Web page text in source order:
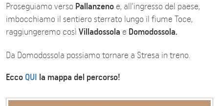
Proseguiamo verso Pallanzeno e, all’ingresso del paese,
imbocchiamo il sentiero sterrato lungo il fiume Toce,
raggiungeremo così Villadossola e Domodossola.
Da Domodossola possiamo tornare a Stresa in treno.
Ecco QUI la mappa del percorso!